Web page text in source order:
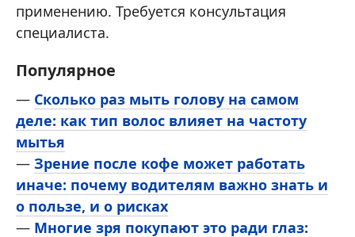
применению. Требуется консультация
специалиста.
Популярное
— Сколько раз мыть голову на самом
деле: как тип волос влияет на частоту
мытья
— Зрение после кофе может работать
иначе: почему водителям важно знать и
о пользе, и о рисках
— Многие зря покупают это ради глаз: